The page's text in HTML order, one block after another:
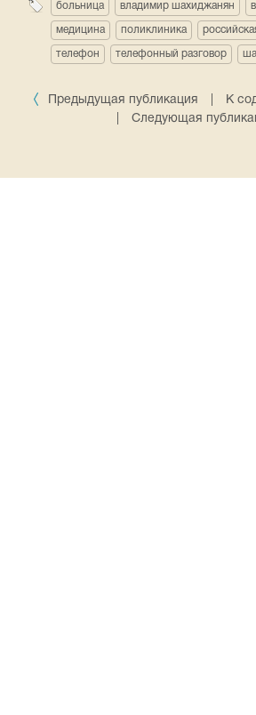
больница владимир шахиджанян
медицина поликлиника
телефон телефонный разговор
Предыдущая публикация
К
Следующая